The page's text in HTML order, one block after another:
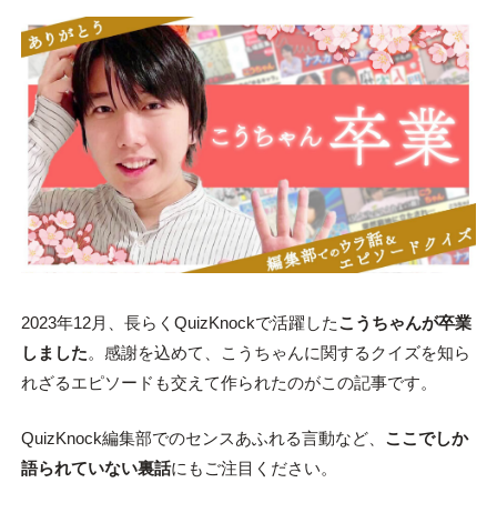
2023年12月、長らくQuizKnockで活躍したこうちゃんが卒業
しました。感謝を込めて、こうちゃんに関するクイズを知ら
れざるエピソードも交えて作られたのがこの記事です。
QuizKnock編集部でのセンスあふれる言動など、 ここでしか
語られていない裏話にもご注目ください。